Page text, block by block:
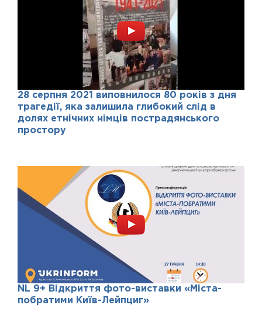
28 серпня 2021 виповнилося 80 років з дня
трагедії, яка залишила глибокий слід в
долях етнічних німців пострадянського
простору
NL 9+ Відкриття фото-виставки «Міста-
побратими Київ-Лейпциг»